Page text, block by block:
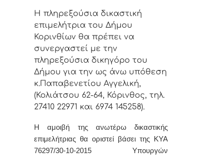
Η πληρεξούσια δικαστική
επιμελήτρια του Δήμου
Κορινθίων θα πρέπει να
συνεργαστεί με την
πληρεξούσια δικηγόρο του
Δήμου για την ως άνω υπόθεση
κ.Παπαβενετίου Αγγελική,
(Κολιάτσου 62-64, Κόρινθος, τηλ.
27410 22971 και 6974 145258).
Η αμοιβή της ανωτέρω δικαστικής
επιμελήτριας θα οριστεί βάσει της ΚΥΑ
76297/30-10-2015 Υπουργών